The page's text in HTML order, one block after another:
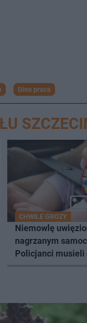
Dino praca
CHWILE GROZY
Niemowlę
nagrzanym
Policjanci musieli